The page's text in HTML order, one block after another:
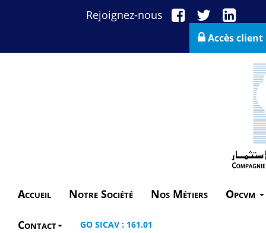
Rejoignez-nous
Accès client
Accueil Notre Société Nos Métiers Opcvm
Contact GO SICAV : 161.01